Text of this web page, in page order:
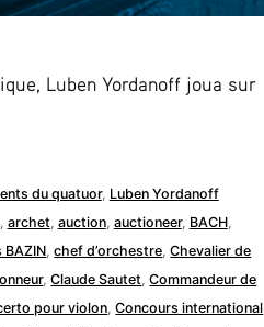
Luben Yordanoff joua sur
du quatuor, Luben Yordanoff
, archet, auction, auctioneer, BACH,
BAZIN,chef d’orchestre,Chevalier de
,Claude Sautet,Commandeur de
pour violon,Concours international